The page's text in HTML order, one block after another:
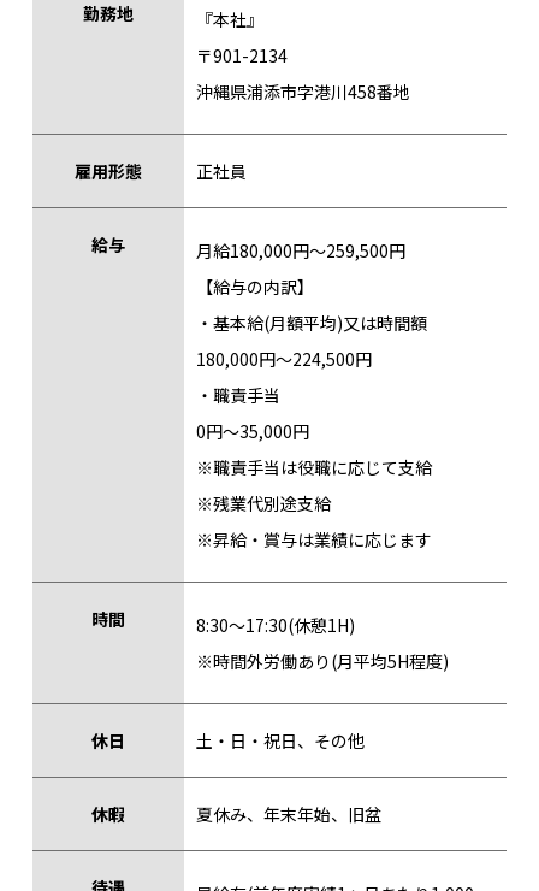
勤務地
『本社』
〒901-2134
沖縄県浦添市字港川458番地
雇用形態 正社員
給与
月給180,000円〜259,500円
【給与の内訳】
・基本給(月額平均)又は時間額
180,000円〜224,500円
・職責手当
0円〜35,000円
※職責手当は役職に応じて支給
※残業代別途支給
※昇給・賞与は業績に応じます
時間
8:30〜17:30(休憩1H)
※時間外労働あり(月平均5H程度)
休日 土・日・祝日、その他
休暇 夏休み、年末年始、旧盆